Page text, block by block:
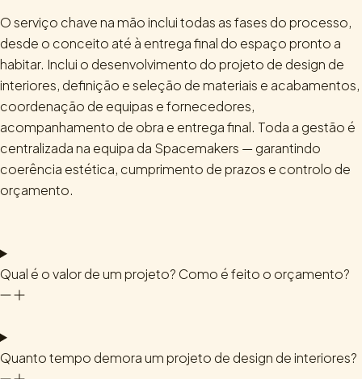
O serviço chave na mão inclui todas as fases do processo,
desde o conceito até à entrega final do espaço pronto a
habitar. Inclui o desenvolvimento do projeto de design de
interiores, definição e seleção de materiais e acabamentos,
coordenação de equipas e fornecedores,
acompanhamento de obra e entrega final. Toda a gestão é
centralizada na equipa da Spacemakers — garantindo
coerência estética, cumprimento de prazos e controlo de
orçamento.
Qual é o valor de um projeto? Como é feito o orçamento?
Quanto tempo demora um projeto de design de interiores?